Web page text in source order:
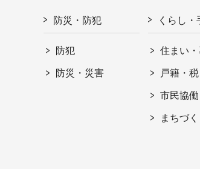
防災・防犯
防犯
防災・災害
くらし・
住まい
戸籍・
市民協
まちづ